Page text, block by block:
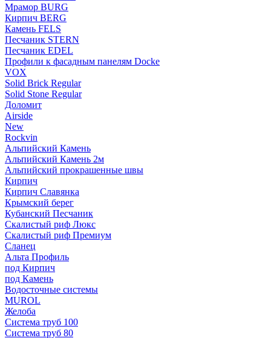
Мрамор BURG
Кирпич BERG
Камень FELS
Пес­ча­ник STERN
Пес­ча­ник EDEL
Профили к фасадным панелям Docke
VOX
Solid Brick Regular
Solid Stone Regular
Доломит
Airside
New
Rockvin
Альпийский Камень
Альпийский Камень 2м
Альпийский прокрашенные швы
Кирпич
Кирпич Славянка
Крымский берег
Кубанский Песчаник
Скалистый риф Люкс
Скалистый риф Премиум
Сланец
Альта Профиль
под Кирпич
под Камень
Водосточные системы
MUROL
Желоба
Система труб 100
Система труб 80